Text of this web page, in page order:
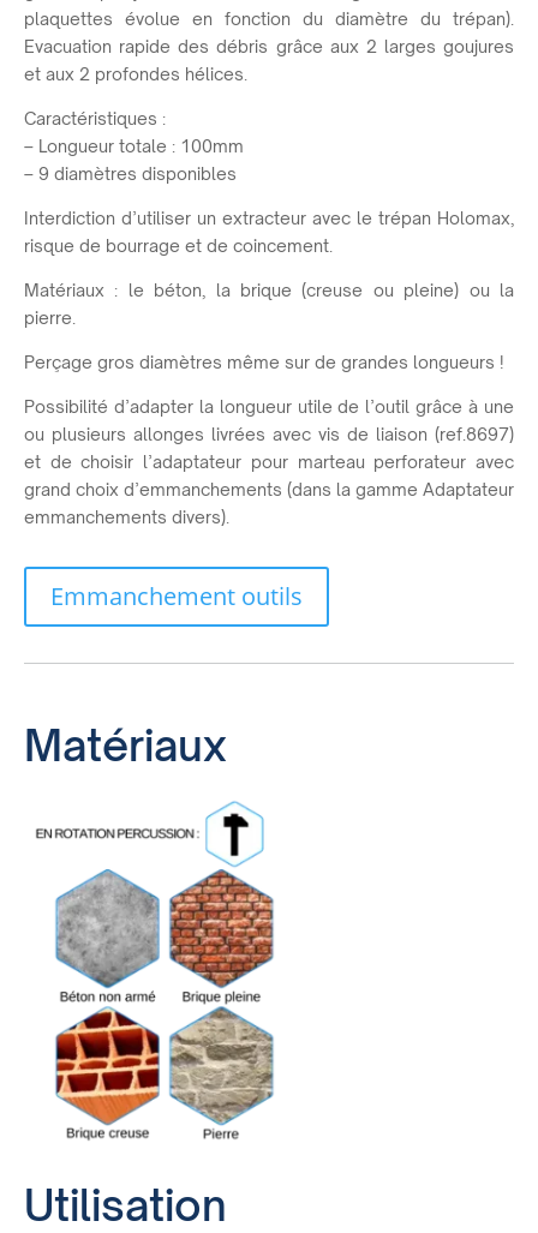
plaquettes évolue en fonction du diamètre du trépan).
Evacuation rapide des débris grâce aux 2 larges goujures
et aux 2 profondes hélices.
Caractéristiques :
– Longueur totale : 100mm
– 9 diamètres disponibles
Interdiction d’utiliser un extracteur avec le trépan Holomax,
risque de bourrage et de coincement.
Matériaux : le béton, la brique (creuse ou pleine) ou la
pierre.
Perçage gros diamètres même sur de grandes longueurs !
Possibilité d’adapter la longueur utile de l’outil grâce à une
ou plusieurs allonges livrées avec vis de liaison (ref.8697)
et de choisir l’adaptateur pour marteau perforateur avec
grand choix d’emmanchements (dans la gamme Adaptateur
emmanchements divers).
Emmanchement outils
Matériaux
Utilisation